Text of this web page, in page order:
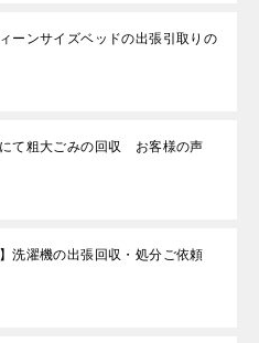
ーンサイズベッドの出張引取りの
て粗大ごみの回収 お客様の声
】洗濯機の出張回収・処分ご依頼